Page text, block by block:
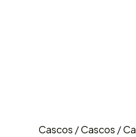
Cascos /Cascos /